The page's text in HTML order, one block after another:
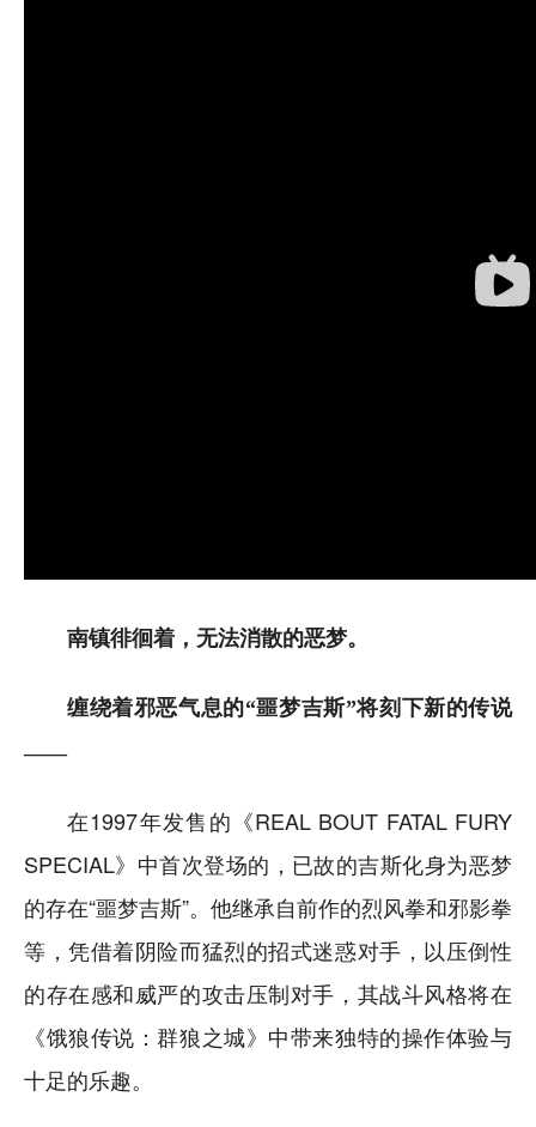
南镇徘徊着，无法消散的恶梦。
缠绕着邪恶气息的“噩梦吉斯”将刻下新的传说
——
在1997年发售的《REAL BOUT FATAL FURY
SPECIAL》中首次登场的，已故的吉斯化身为恶梦
的存在“噩梦吉斯”。他继承自前作的烈风拳和邪影拳
等，凭借着阴险而猛烈的招式迷惑对手，以压倒性
的存在感和威严的攻击压制对手，其战斗风格将在
《饿狼传说：群狼之城》中带来独特的操作体验与
十足的乐趣。